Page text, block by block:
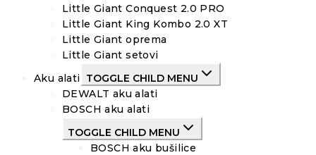
Little Giant Conquest 2.0 PRO
Little Giant King Kombo 2.0 XT
Little Giant oprema
Little Giant setovi
Aku alati TOGGLE CHILD MENU
DEWALT aku alati
BOSCH aku alati
TOGGLE CHILD MENU
BOSCH aku bušilice